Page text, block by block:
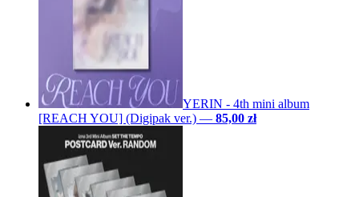
YERIN - 4th mini album
[REACH YOU] (Digipak ver.) — 85,00 zł